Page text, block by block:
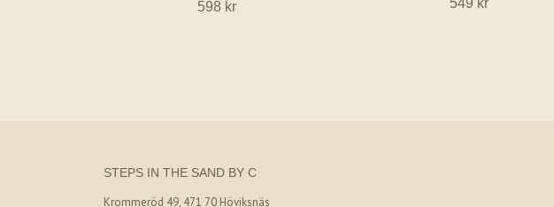
598 kr
STEPS IN THE SAND BY C
Krommeröd 49, 471 70 Höviksnäs